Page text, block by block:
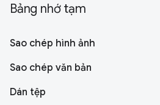
Bảng nhớ tạm
Sao chép hình ảnh
Sao chép văn bản
Dán tệp